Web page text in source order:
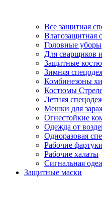
Все защитная
Влагозащитная
Головные уборы
Для сварщиков
Защитные
Зимняя
Комбинезоны
Костюмы
Летняя
Мешки для
Огнестойкие
Одежда от
Одноразовая
Рабочие
Рабочие халаты
Сигнальная
Защитные маски